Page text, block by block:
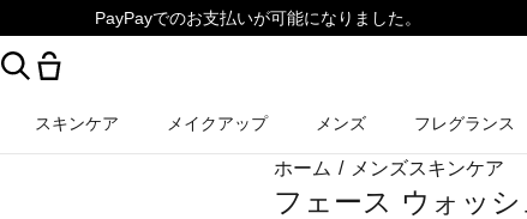
PayPayでのお支払いが可能になりました。
スキンケア メイクアップ メンズ フレグランス
ホーム / メンズスキンケア
フェース ウォッ